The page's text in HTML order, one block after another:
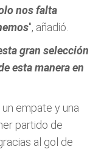
nos falta
", añadió.
gran selección
esta manera en
empate y una
partido de
al gol de